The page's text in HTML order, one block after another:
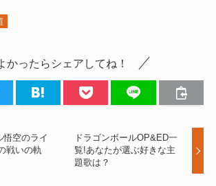
かったらシェアしてね！
悟空のライ
戦いの軌
ドラゴンボールOP&ED一
覧!あなたが選ぶ好きな主
題歌は？